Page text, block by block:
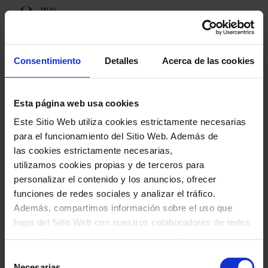
Consentimiento Detalles Acerca de las cookies
Esta página web usa cookies
Este Sitio Web utiliza cookies estrictamente necesarias
para el funcionamiento del Sitio Web. Además de
las cookies estrictamente necesarias,
utilizamos cookies propias y de terceros para
personalizar el contenido y los anuncios, ofrecer
funciones de redes sociales y analizar el tráfico.
Además, compartimos información sobre el uso que
haga del Sitio Web con nuestros colaboradores de redes
proporcionado o que hayan recopilado a través del uso
Programación
Próximos espectáculos
Elisenda Fàbregas
Elisenda Fàbregas